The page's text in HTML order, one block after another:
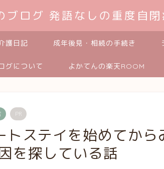
ブログ 発語なしの重度自
護日記 成年後見・相続の手続き
グについて よかてんの楽天ROOM
PR
トステイを始めてから
を探している話